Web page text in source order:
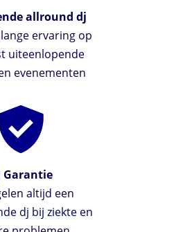
allround dj
ervaring op
uiteenlopende
evenementen
Garantie
altijd een
dj bij ziekte en